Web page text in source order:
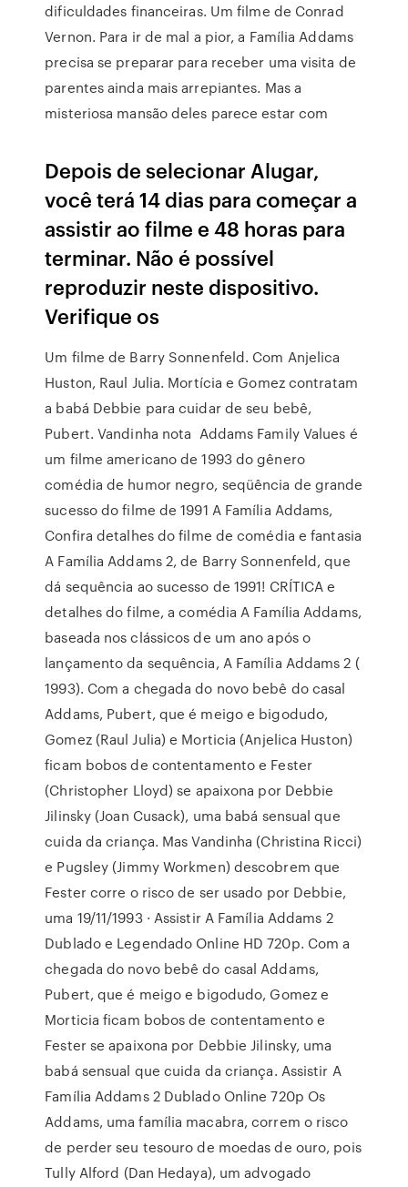
dificuldades financeiras. Um filme de Conrad
Vernon. Para ir de mal a pior, a Família Addams
precisa se preparar para receber uma visita de
parentes ainda mais arrepiantes. Mas a
misteriosa mansão deles parece estar com
Depois de selecionar Alugar,
você terá 14 dias para começar a
assistir ao filme e 48 horas para
terminar. Não é possível
reproduzir neste dispositivo.
Verifique os
Um filme de Barry Sonnenfeld. Com Anjelica
Huston, Raul Julia. Mortícia e Gomez contratam
a babá Debbie para cuidar de seu bebê,
Pubert. Vandinha nota Addams Family Values é
um filme americano de 1993 do gênero
comédia de humor negro, seqüência de grande
sucesso do filme de 1991 A Família Addams,
Confira detalhes do filme de comédia e fantasia
A Família Addams 2, de Barry Sonnenfeld, que
dá sequência ao sucesso de 1991! CRÍTICA e
detalhes do filme, a comédia A Família Addams,
baseada nos clássicos de um ano após o
lançamento da sequência, A Família Addams 2 (
1993). Com a chegada do novo bebê do casal
Addams, Pubert, que é meigo e bigodudo,
Gomez (Raul Julia) e Morticia (Anjelica Huston)
ficam bobos de contentamento e Fester
(Christopher Lloyd) se apaixona por Debbie
Jilinsky (Joan Cusack), uma babá sensual que
cuida da criança. Mas Vandinha (Christina Ricci)
e Pugsley (Jimmy Workmen) descobrem que
Fester corre o risco de ser usado por Debbie,
uma 19/11/1993 · Assistir A Família Addams 2
Dublado e Legendado Online HD 720p. Com a
chegada do novo bebê do casal Addams,
Pubert, que é meigo e bigodudo, Gomez e
Morticia ficam bobos de contentamento e
Fester se apaixona por Debbie Jilinsky, uma
babá sensual que cuida da criança. Assistir A
Família Addams 2 Dublado Online 720p Os
Addams, uma família macabra, correm o risco
de perder seu tesouro de moedas de ouro, pois
Tully Alford (Dan Hedaya), um advogado